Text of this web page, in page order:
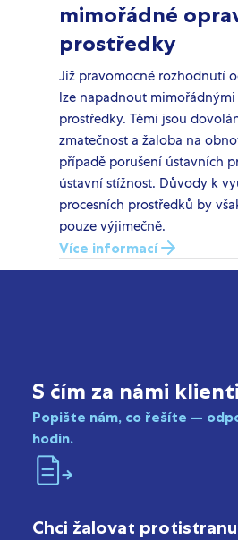
mimořádné
prostředky
Již pravomocné rozhodnutí
lze napadnout
prostředky. Těmi jsou
zmatečnost a žaloba na
případě porušení ústavních
ústavní stížnost. Důvody k
procesních prostředků by
pouze výjimečně.
Více informací
S čím za námi
Popište nám, co řešíte —
hodin.
Chci žalovat protistranu